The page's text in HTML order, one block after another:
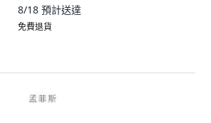
8/18 預計送達
免費退貨